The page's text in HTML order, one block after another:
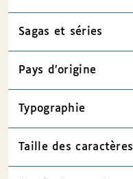
Sagas et séries
Pays d’origine
Typographie
Taille des caractères